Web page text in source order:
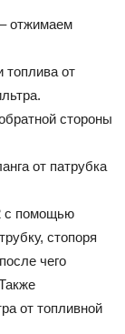
отжимаем
топлива от
стороны
от патрубка
с помощью
стопоря
чего
от топливной